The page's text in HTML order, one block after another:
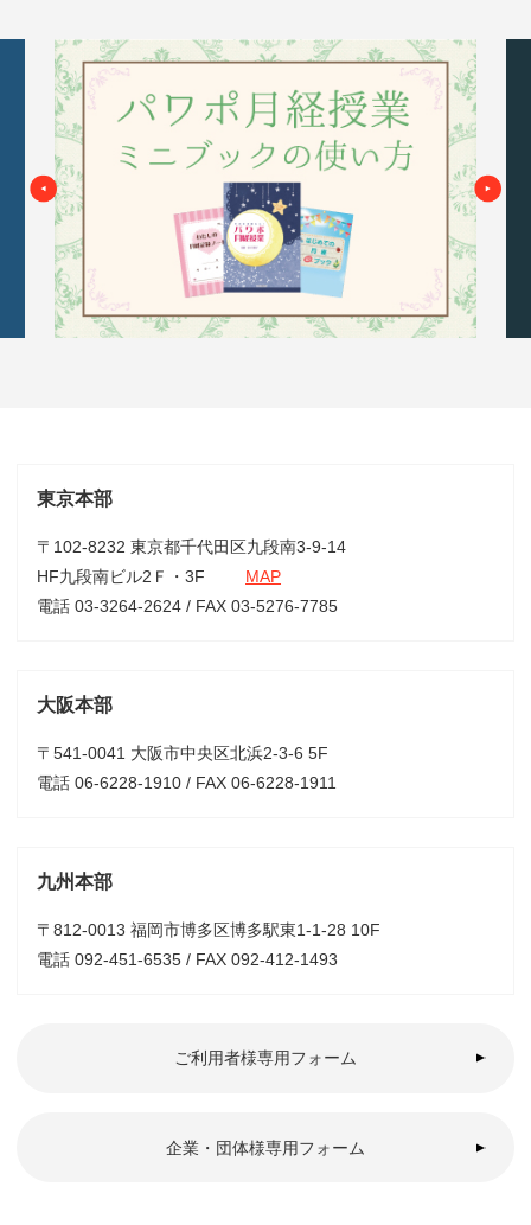
東京本部
〒102-8232 東京都千代田区九段南3-9-14
HF九段南ビル2Ｆ・3F
MAP
電話 03-3264-2624 / FAX 03-5276-7785
大阪本部
〒541-0041 大阪市中央区北浜2-3-6 5F
電話 06-6228-1910 / FAX 06-6228-1911
九州本部
〒812-0013 福岡市博多区博多駅東1-1-28 10F
電話 092-451-6535 / FAX 092-412-1493
ご利用者様専用フォーム
企業・団体様専用フォーム